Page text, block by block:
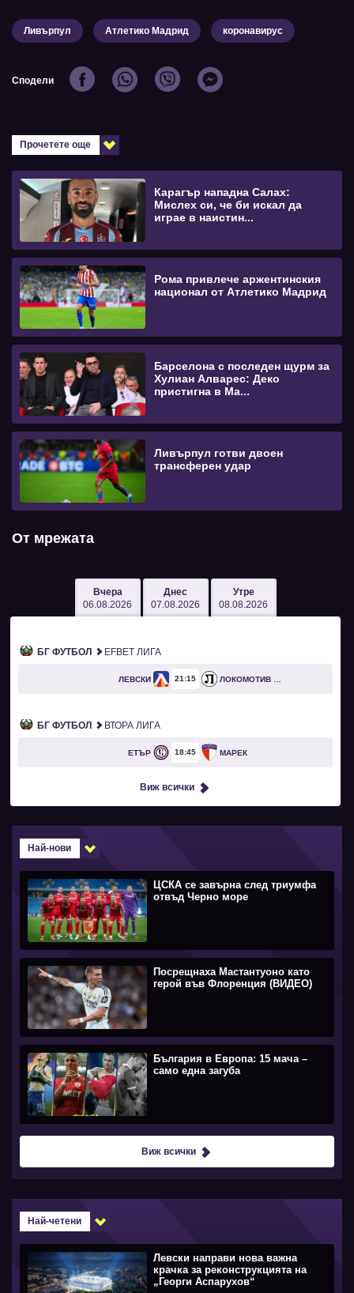
Ливърпул Атлетико Мадрид коронавирус
Сподели
Прочетете още
Карагър нападна Салах:
Мислех си, че би искал да
играе в наистин...
Рома привлече аржентинския
национал от Атлетико Мадрид
Барселона с последен щурм за
Хулиан Алварес: Деко
пристигна в Ма...
Ливърпул готви двоен
трансферен удар
От мрежата
Вчера
06.08.2026
Днес
07.08.2026
Утре
08.08.2026
БГ ФУТБОЛ EFBET ЛИГА
ЛЕВСКИ 21 15
БГ ФУТБОЛ ВТОРА ЛИГА
ЕТЪР 18 45 МАРЕК
Виж всички
Най-нови
ЦСКА се завърна след триумфа
отвъд Черно море
Посрещнаха Мастантуоно като
герой във Флоренция (ВИДЕО)
България в Европа: 15 мача –
само една загуба
Виж всички
Най-четени
Левски направи нова важна
крачка за реконструкцията на
„Георги Аспарухов“